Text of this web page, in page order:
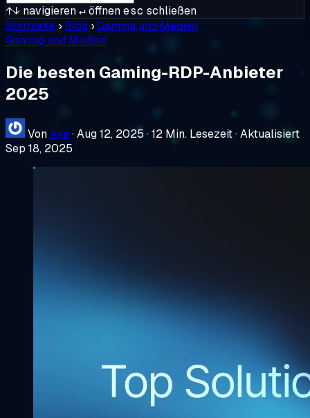
↑↓ navigieren↵öffnenesc schließen
Startseite › Blog ›Gaming und Medien
Gaming und Medien
Die besten Gaming-RDP-Anbieter
2025
VonAva·Aug 12, 2025 ·12 Min. Lesezeit·Aktualisiert
Sep 18, 2025